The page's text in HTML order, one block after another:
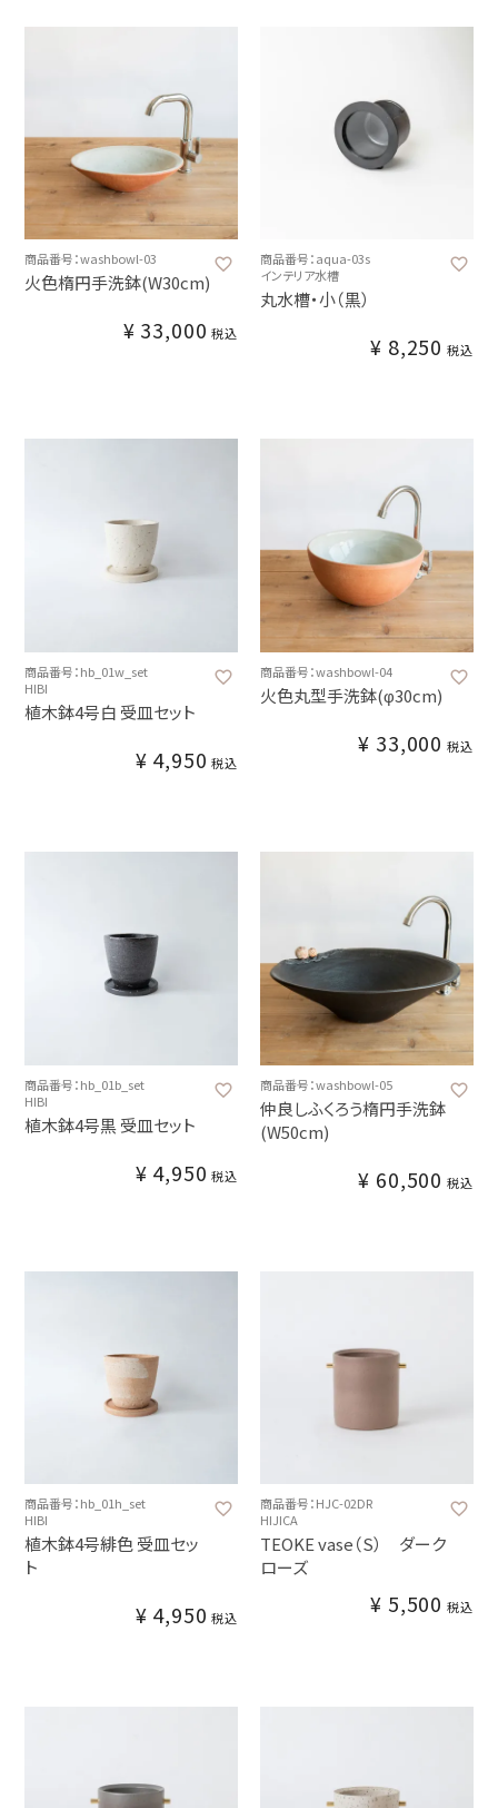
商品番号：washbowl-03
火色楕円手洗鉢(W30cm)
¥ 33,000 税込
商品番号：aqua-03s
インテリア水槽
丸水槽・小（黒）
¥ 8,250 税込
商品番号：hb_01w_set
HIBI
植木鉢4号白 受皿セット
¥ 4,950 税込
商品番号：washbowl-04
火色丸型手洗鉢(φ30cm)
¥ 33,000 税込
商品番号：hb_01b_set
HIBI
植木鉢4号黒 受皿セット
¥ 4,950 税込
商品番号：washbowl-05
仲良しふくろう楕円手洗鉢
(W50cm)
¥ 60,500 税込
商品番号：hb_01h_set
HIBI
植木鉢4号緋色 受皿セッ
ト
¥ 4,950 税込
商品番号：HJC-02DR
HIJICA
TEOKE vase（S） ダーク
ローズ
¥ 5,500 税込